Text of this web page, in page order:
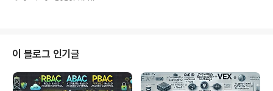
터 관리 방식기존 ZooKeeper 기반 메타데이터 관리 대
체목적ZooKeeper 제거 및 Kafka 클러스터의 단순화외
부 의존성 제거필요성대규모 Kafka 클러스터의 관리 복잡
성 감소운영 효율성 향상2. 특징특징설명비교ZooKeepe
이 블로그 인기글